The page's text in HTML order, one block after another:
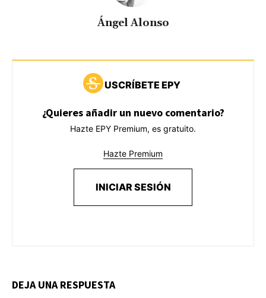
Ángel Alonso
USCRÍBETE EPY
¿Quieres añadir un nuevo comentario?
Hazte EPY Premium, es gratuito.
Hazte Premium
INICIAR SESIÓN
DEJA UNA RESPUESTA